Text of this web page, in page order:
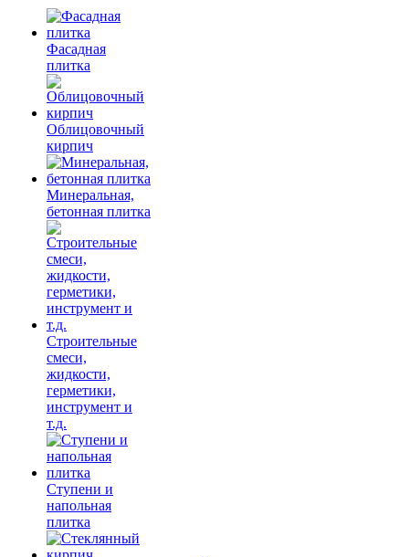
Фасадная
плитка
Облицовочный
кирпич
Минеральная,
бетонная плитка
Строительные
смеси,
жидкости,
герметики,
инструмент и
т.д.
Ступени и
напольная
плитка